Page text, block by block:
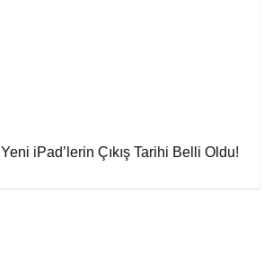
iPad’lerin Çıkış Tarihi Belli Oldu!